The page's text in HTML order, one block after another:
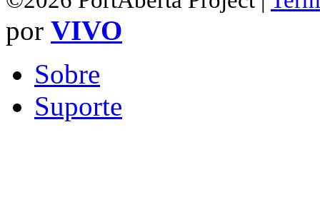
por VIVO
Sobre
Suporte